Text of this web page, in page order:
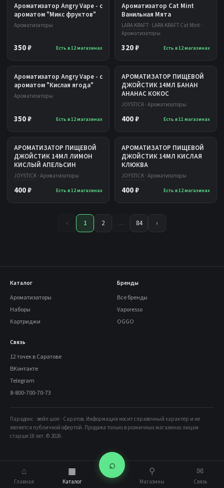
Ароматизатор Angry Vape - с
ароматом "Микс фруктов"
Ароматизаторы
350 ₽ Есть в 12 магазинах
Ароматизатор Cat Mint
Ванильная Мята
LARA KRAFT · LARA KRAFT Cat Mint ·
Ароматизаторы
320 ₽ Есть в 12 магазинах
Ароматизатор Angry Vape - с
ароматом "Кислая ягода"
Ароматизаторы
350 ₽ Есть в 12 магазинах
АРОМАТИЗАТОР ПИЩЕВОЙ
ДЖОЙСТИК 14МЛ БАНАН
АНАНАС КОКОС
JOYSTICK · Ароматизаторы
400 ₽ Есть в 11 магазинах
АРОМАТИЗАТОР ПИЩЕВОЙ
ДЖОЙСТИК 14МЛ ЛИМОН
КИСЛЫЙ АПЕЛЬСИН
JOYSTICK · Ароматизаторы
400 ₽ Есть в 12 магазинах
АРОМАТИЗАТОР ПИЩЕВОЙ
ДЖОЙСТИК 14МЛ КИСЛАЯ
КЛЮКВА
JOYSTICK · Ароматизаторы
400 ₽ Есть в 12 магазинах
‹ 1 2 … 84 ›
Каталог
Ароматизаторы
Наборы
Картриджи
Бренды
Все бренды
Vaporesso
OGGO
Связь
12 точек в Саратове
ВКонтакте
Telegram
8-800-700-70-73
Парадокс · вейп шоп · Саратов. Информация носит справочный характер и не
является публичной офертой. Продажа только в розничных магазинах лицам
старше 18 лет. © 2026
⌂
Главная
▦
Каталог
⌕ ⚲
Магазины
✉
Связь